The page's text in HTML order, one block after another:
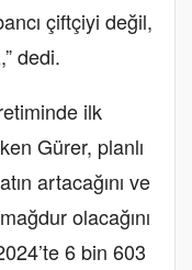
çiftçiyi değil,
dedi.
ilk
Gürer, planlı
artacağını ve
olacağını
6 bin 603